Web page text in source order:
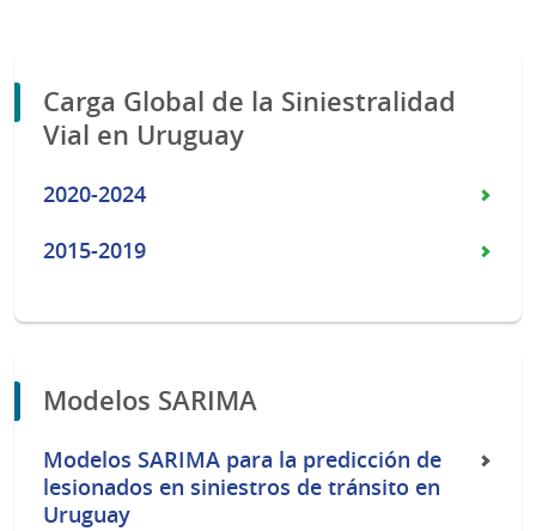
Carga Global de la Siniestralidad
Vial en Uruguay
2020-2024
2015-2019
Modelos SARIMA
Modelos SARIMA para la predicción de
lesionados en siniestros de tránsito en
Uruguay